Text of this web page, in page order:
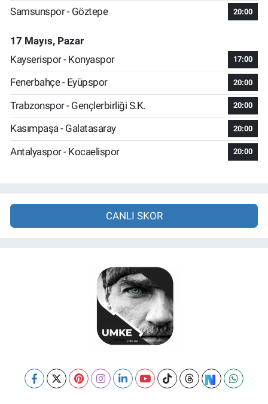
Samsunspor - Göztepe 20:00
17 Mayıs, Pazar
Kayserispor - Konyaspor
17:00
Fenerbahçe - Eyüpspor 20:00
Trabzonspor - Gençlerbirliği S.K. 20:00
Kasımpaşa - Galatasaray 20:00
Antalyaspor - Kocaelispor 20:00
CANLI SKOR